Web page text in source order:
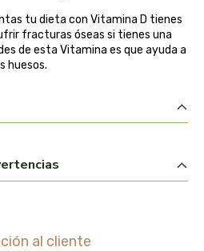
tu dieta con Vitamina D tienes
fracturas óseas si tienes una
de esta Vitamina es que ayuda a
huesos.
al cliente